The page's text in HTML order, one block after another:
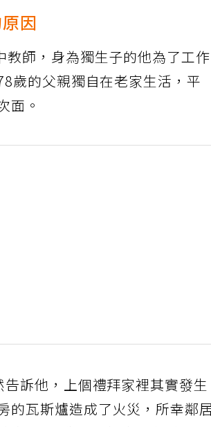
因
教師，身為獨生子的他為了工
歲的父親獨自在老家生活，平
面。
訴他，上個禮拜家裡其實發生
的瓦斯爐造成了火災，所幸鄰